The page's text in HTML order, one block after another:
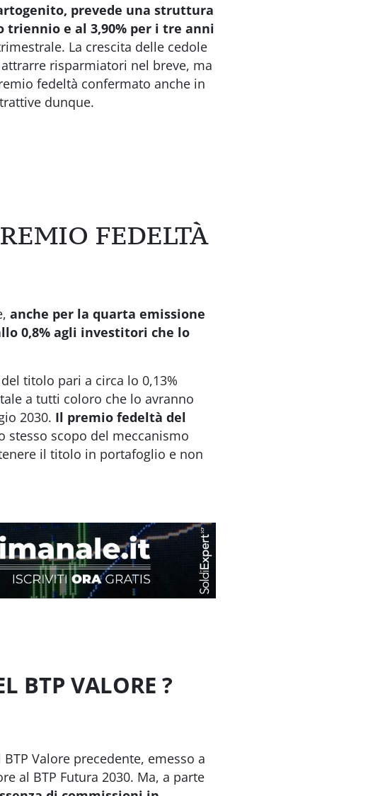
prevede una struttura
triennio e al 3,90% per i tre anni
La crescita delle cedole
risparmiatori nel breve, ma
fedeltà confermato anche in
dunque.
FEDELTÀ
anche per la quarta emissione
0,8% agli investitori che lo
titolo pari a circa lo 0,13%
a tutti coloro che lo avranno
2030. Il premio fedeltà del
stesso scopo del meccanismo
il titolo in portafoglio e non
BTP VALORE ?
Valore precedente, emesso a
al BTP Futura 2030. Ma, a parte